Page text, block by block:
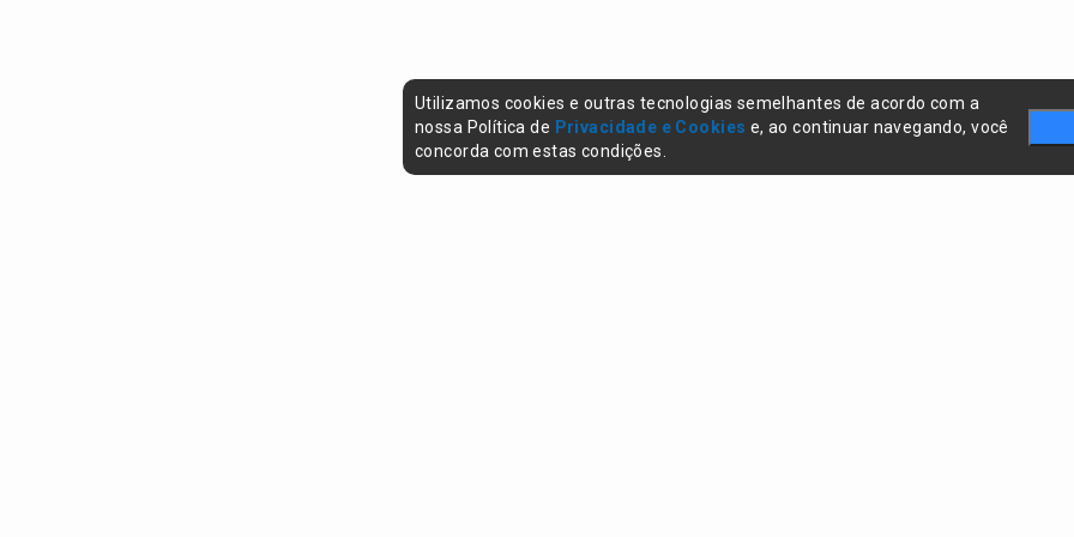
Utilizamos cookies e outras tecnologias semelhantes de acordo com a
nossa Política de Privacidade e Cookies e, ao continuar navegando, você
concorda com estas condições.